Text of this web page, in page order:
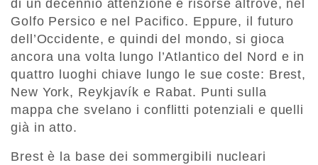
di un decennio attenzione e risorse altrove, nel
Golfo Persico e nel Pacifico. Eppure, il futuro
dell’Occidente, e quindi del mondo, si gioca
ancora una volta lungo l’Atlantico del Nord e in
quattro luoghi chiave lungo le sue coste: Brest,
New York, Reykjavík e Rabat. Punti sulla
mappa che svelano i conflitti potenziali e quelli
già in atto.
Brest è la base dei sommergibili nucleari